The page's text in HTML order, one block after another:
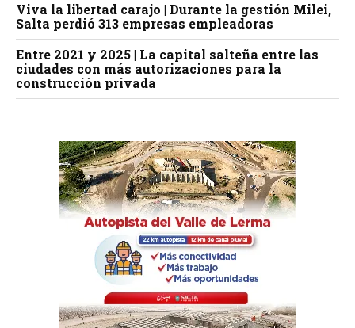
Viva la libertad carajo | Durante la gestión Milei,
Salta perdió 313 empresas empleadoras
Entre 2021 y 2025 | La capital salteña entre las
ciudades con más autorizaciones para la
construcción privada